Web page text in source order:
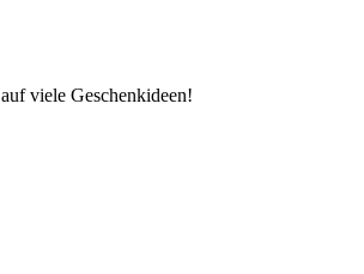
viele Geschenkideen!